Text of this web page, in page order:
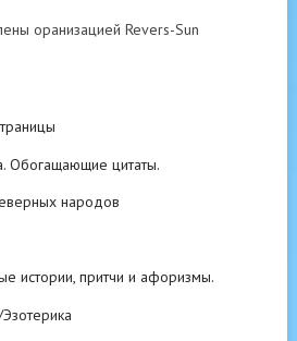
оранизацией Revers-Sun
Обогащающие цитаты.
народов
истории, притчи и афоризмы.